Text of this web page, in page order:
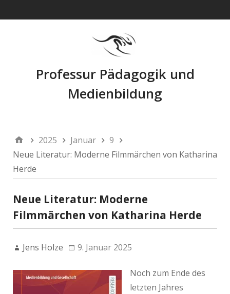
Professur Pädagogik und
Medienbildung
2025 Januar
9
Neue Literatur: Moderne Filmmärchen von Katharina
Herde
Neue Literatur: Moderne
Filmmärchen von Katharina Herde
Jens Holze 9. Januar 2025
Noch zum Ende des
letzten Jahres